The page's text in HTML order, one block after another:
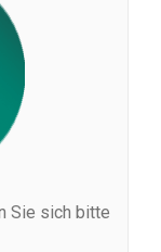
Sie sich bitte